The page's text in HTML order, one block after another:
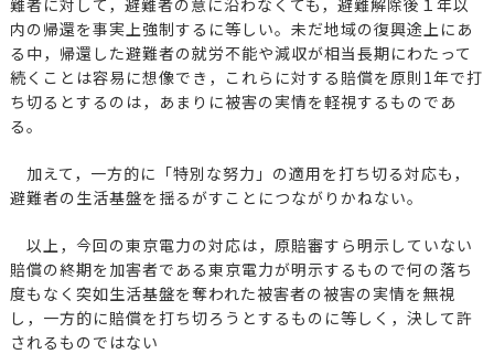
内の帰還を事実上強制するに等しい。未だ地域の復興途上にあ
る中，帰還した避難者の就労不能や減収が相当長期にわたって
続くことは容易に想像でき，これらに対する賠償を原則1年で打
ち切るとするのは，あまりに被害の実情を軽視するものであ
る。
加えて，一方的に「特別な努力」の適用を打ち切る対応も，
避難者の生活基盤を揺るがすことにつながりかねない。
以上，今回の東京電力の対応は，原賠審すら明示していない
賠償の終期を加害者である東京電力が明示するもので何の落ち
度もなく突如生活基盤を奪われた被害者の被害の実情を無視
し，一方的に賠償を打ち切ろうとするものに等しく，決して許
されるものではない